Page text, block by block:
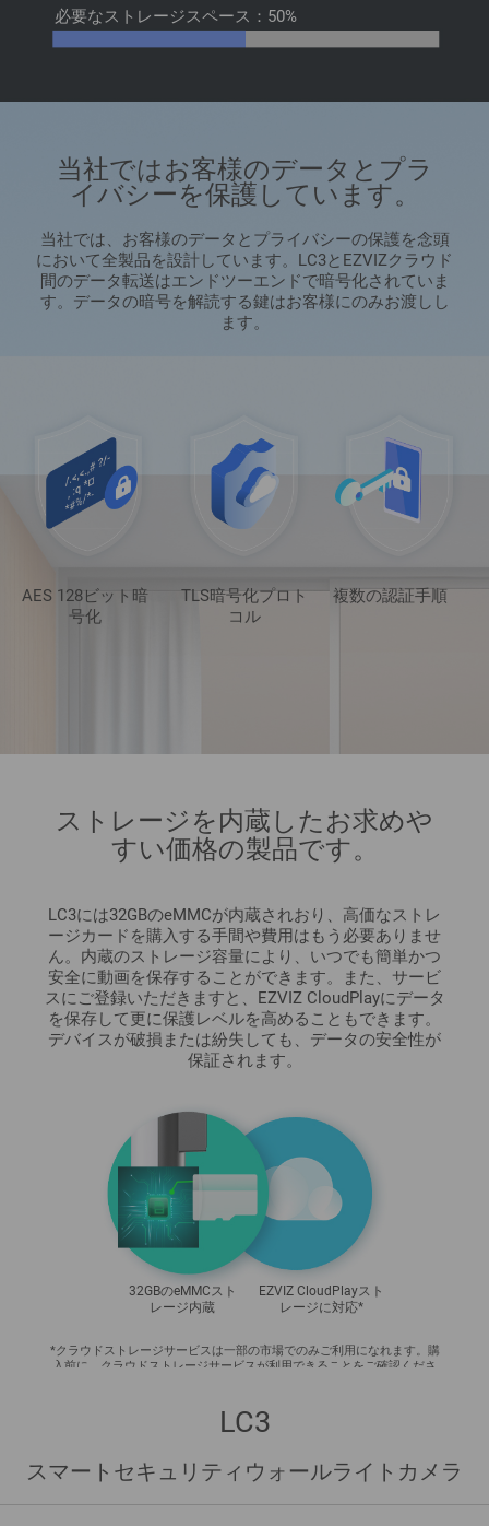
必要なストレージスペース：50%
当社ではお客様のデータとプラ
イバシーを保護しています。
当社では、お客様のデータとプライバシーの保護を念頭
において全製品を設計しています。LC3とEZVIZクラウド
間のデータ転送はエンドツーエンドで暗号化されていま
す。データの暗号を解読する鍵はお客様にのみお渡しし
ます。
AES 128ビット暗
号化
TLS暗号化プロト
コル
複数の認証手順
ストレージを内蔵したお求めや
すい価格の製品です。
LC3には32GBのeMMCが内蔵されおり、高価なストレ
ージカードを購入する手間や費用はもう必要ありませ
ん。内蔵のストレージ容量により、いつでも簡単かつ
安全に動画を保存することができます。また、サービ
スにご登録いただきますと、EZVIZ CloudPlayにデータ
を保存して更に保護レベルを高めることもできます。
デバイスが破損または紛失しても、データの安全性が
保証されます。
32GBのeMMCスト
レージ内蔵
EZVIZ CloudPlayスト
レージに対応*
*クラウドストレージサービスは一部の市場でのみご利用になれます。購
入前に、クラウドストレージサービスが利用できることをご確認くださ
LC3
スマートセキュリティウォールライトカメラ